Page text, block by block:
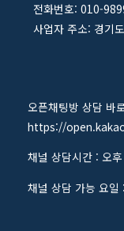
전화번호: 010-
사업자 주소: 경기
오픈채팅방 상담 바
https://
채널 상담시간 : 오
채널 상담 가능 요일